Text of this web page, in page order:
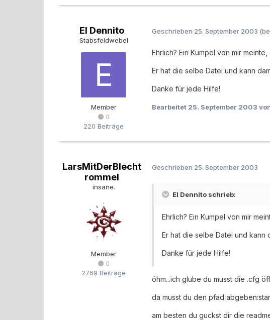
El Dennito
Stabsfeldwebel
Member
0
220 Beiträge
Geschrieben 25. September 2003
Ehrlich? Ein Kumpel von mir
Er hat die selbe Datei und kann
Danke für jede Hilfe!
Bearbeitet 25. September 2003
LarsMitDerBlecht
rommel
insane.
Member
0
2769 Beiträge
Geschrieben 25. September 2003
El Dennito schrieb:
Ehrlich? Ein Kumpel von mir
Er hat die selbe Datei und kann
Danke für jede Hilfe!
öhm...ich glube du musst die .cfg
da musst du den pfad
am besten du guckst dir die